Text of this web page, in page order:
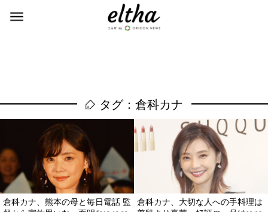
タグ：倉科カナ
倉科カナ、熊本の母と毎日電話 監
倉科カナ、大切な人への手料理は